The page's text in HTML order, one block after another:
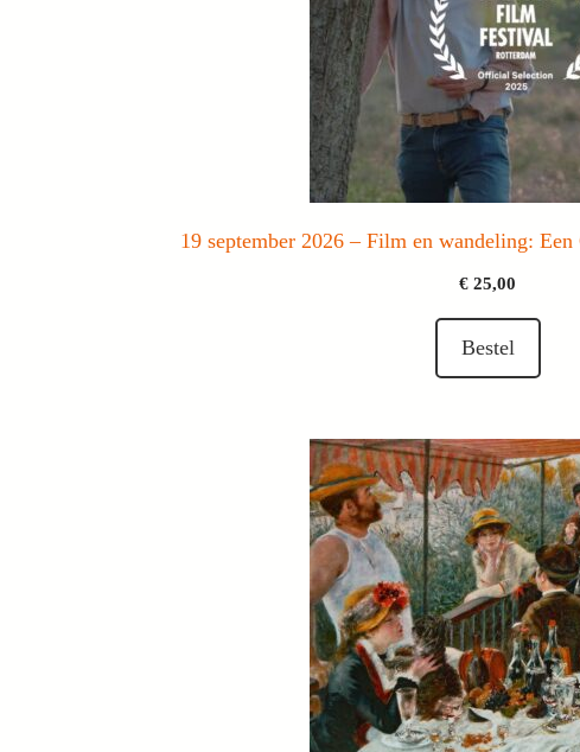
19 september 2026 – Film en wandeling: Een
€ 25,00
Bestel